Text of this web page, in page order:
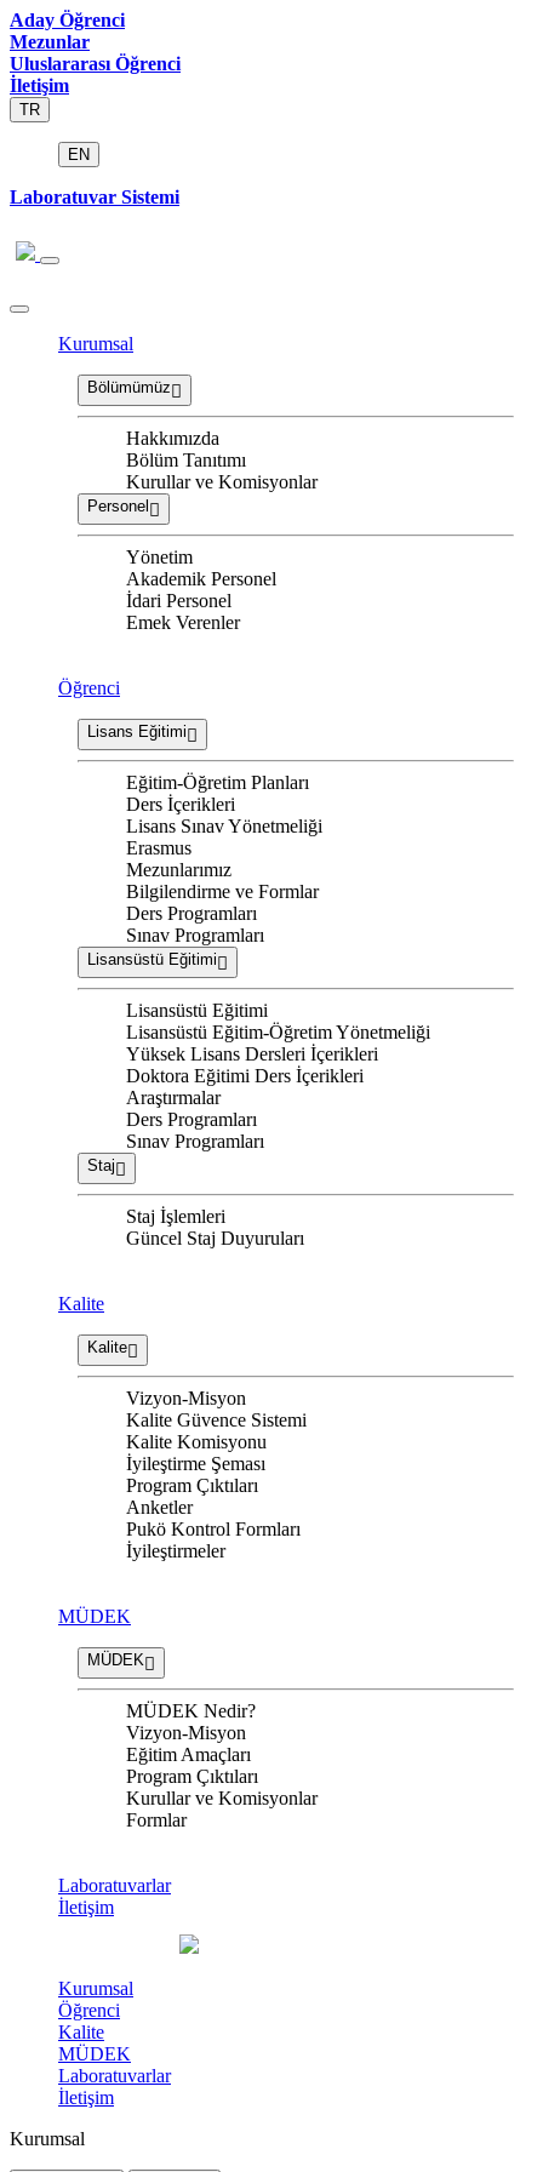
Aday Öğrenci
Mezunlar
Uluslararası Öğrenci
İletişim
TR
EN
Laboratuvar Sistemi
Kurumsal
Bölümümüz
Hakkımızda
Bölüm Tanıtımı
Kurullar ve Komisyonlar
Personel
Yönetim
Akademik Personel
İdari Personel
Emek Verenler
Öğrenci
Lisans Eğitimi
Eğitim-Öğretim Planları
Ders İçerikleri
Lisans Sınav Yönetmeliği
Erasmus
Mezunlarımız
Bilgilendirme ve Formlar
Ders Programları
Sınav Programları
Lisansüstü Eğitimi
Lisansüstü Eğitimi
Lisansüstü Eğitim-Öğretim Yönetmeliği
Yüksek Lisans Dersleri İçerikleri
Doktora Eğitimi Ders İçerikleri
Araştırmalar
Ders Programları
Sınav Programları
Staj
Staj İşlemleri
Güncel Staj Duyuruları
Kalite
Kalite
Vizyon-Misyon
Kalite Güvence Sistemi
Kalite Komisyonu
İyileştirme Şeması
Program Çıktıları
Anketler
Pukö Kontrol Formları
İyileştirmeler
MÜDEK
MÜDEK
MÜDEK Nedir?
Vizyon-Misyon
Eğitim Amaçları
Program Çıktıları
Kurullar ve Komisyonlar
Formlar
Laboratuvarlar
İletişim
Kurumsal
Öğrenci
Kalite
MÜDEK
Laboratuvarlar
İletişim
Kurumsal